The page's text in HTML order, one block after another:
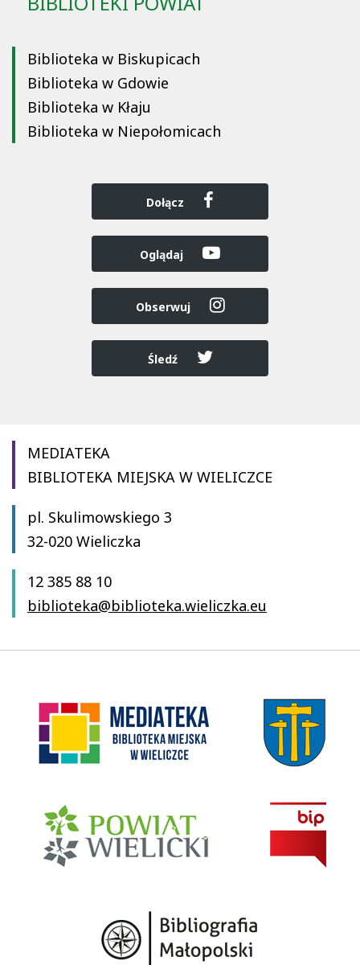
Biblioteka w Biskupicach
Biblioteka w Gdowie
Biblioteka w Kłaju
Biblioteka w Niepołomicach
Dołącz
Oglądaj
Obserwuj
Śledź
MEDIATEKA
BIBLIOTEKA MIEJSKA W WIELICZCE
pl. Skulimowskiego 3
32-020 Wieliczka
12 385 88 10
biblioteka@biblioteka.wieliczka.eu